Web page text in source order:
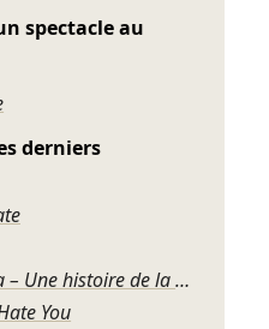
spectacle au
derniers
Mahabharata – Une histoire de la violence
You